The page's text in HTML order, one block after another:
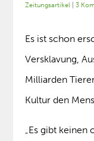
Zeitungsartikel |3
Es ist schon
Versklavung,
Milliarden
Kultur den
„Es gibt keinen